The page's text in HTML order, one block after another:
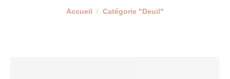
Vous êtes ici :
Accueil Catégorie "Deuil"